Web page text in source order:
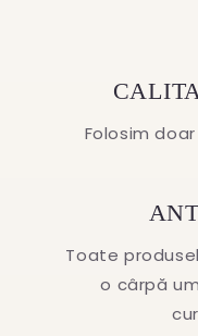
Folosim
Toate
o cârpă